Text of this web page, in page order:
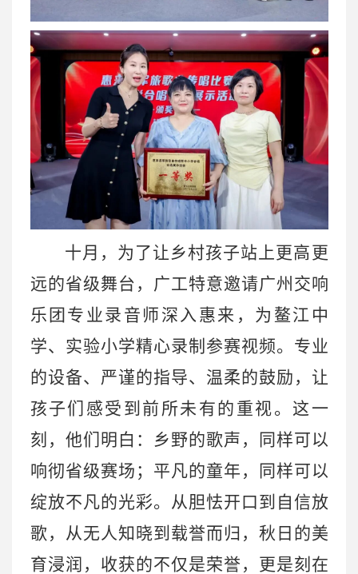
十月，为了让乡村孩子站上更高更
远的省级舞台，广工特意邀请广州交响
乐团专业录音师深入惠来，为鳌江中
学、实验小学精心录制参赛视频。专业
的设备、严谨的指导、温柔的鼓励，让
孩子们感受到前所未有的重视。这一
刻，他们明白：乡野的歌声，同样可以
响彻省级赛场；平凡的童年，同样可以
绽放不凡的光彩。从胆怯开口到自信放
歌，从无人知晓到载誉而归，秋日的美
育浸润，收获的不仅是荣誉，更是刻在